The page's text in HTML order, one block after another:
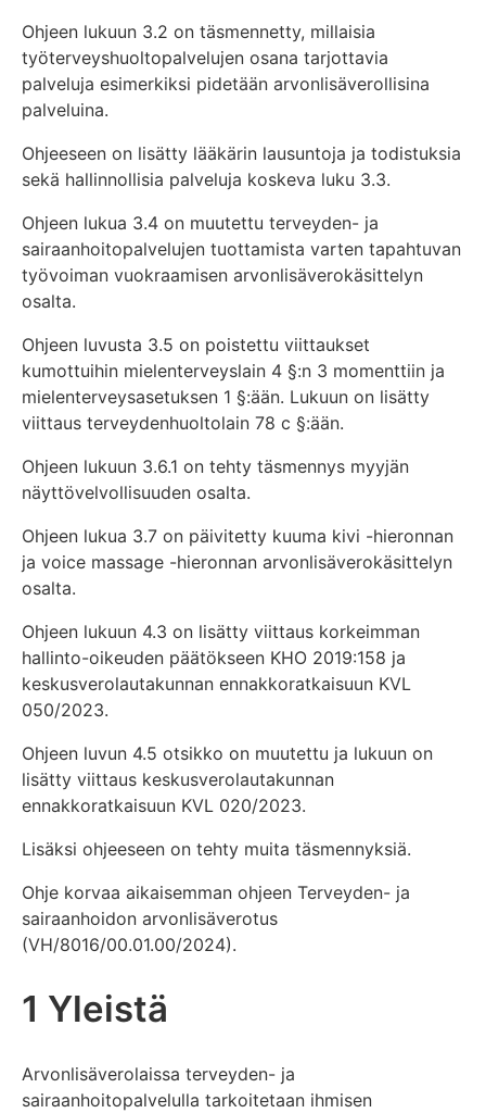
Ohjeen lukuun 3.2 on täsmennetty, millaisia
työterveyshuoltopalvelujen osana tarjottavia
palveluja esimerkiksi pidetään arvonlisäverollisina
palveluina.
Ohjeeseen on lisätty lääkärin lausuntoja ja todistuksia
sekä hallinnollisia palveluja koskeva luku 3.3.
Ohjeen lukua 3.4 on muutettu terveyden- ja
sairaanhoitopalvelujen tuottamista varten tapahtuvan
työvoiman vuokraamisen arvonlisäverokäsittelyn
osalta.
Ohjeen luvusta 3.5 on poistettu viittaukset
kumottuihin mielenterveyslain 4 §:n 3 momenttiin ja
mielenterveysasetuksen 1 §:ään. Lukuun on lisätty
viittaus terveydenhuoltolain 78 c §:ään.
Ohjeen lukuun 3.6.1 on tehty täsmennys myyjän
näyttövelvollisuuden osalta.
Ohjeen lukua 3.7 on päivitetty kuuma kivi -hieronnan
ja voice massage -hieronnan arvonlisäverokäsittelyn
osalta.
Ohjeen lukuun 4.3 on lisätty viittaus korkeimman
hallinto-oikeuden päätökseen KHO 2019:158 ja
keskusverolautakunnan ennakkoratkaisuun KVL
050/2023.
Ohjeen luvun 4.5 otsikko on muutettu ja lukuun on
lisätty viittaus keskusverolautakunnan
ennakkoratkaisuun KVL 020/2023.
Lisäksi ohjeeseen on tehty muita täsmennyksiä.
Ohje korvaa aikaisemman ohjeen Terveyden- ja
sairaanhoidon arvonlisäverotus
(VH/8016/00.01.00/2024).
1 Yleistä
Arvonlisäverolaissa terveyden- ja
sairaanhoitopalvelulla tarkoitetaan ihmisen